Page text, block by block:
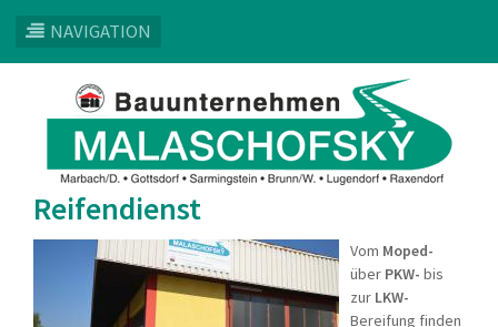
NAVIGATION
Reifendienst
Vom Moped-
über PKW- bis
zur LKW-
Bereifung finden